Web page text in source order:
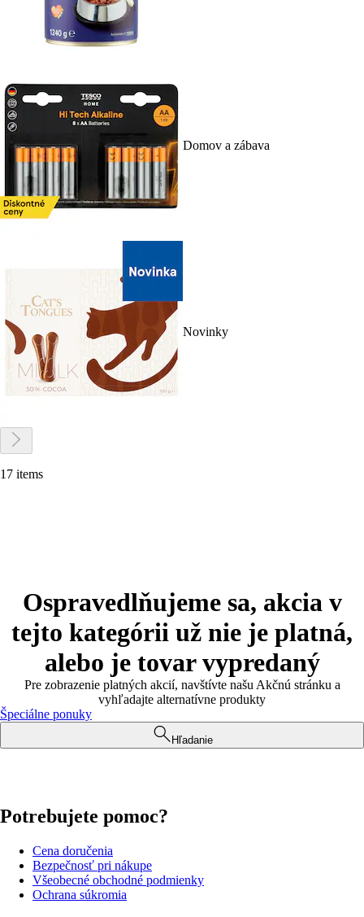
Domov a zábava
Novinky
17 items
Ospravedlňujeme sa, akcia v
tejto kategórii už nie je platná,
alebo je tovar vypredaný
Pre zobrazenie platných akcií, navštívte našu Akčnú stránku a
vyhľadajte alternatívne produkty
Špeciálne ponuky
Hľadanie
Potrebujete pomoc?
Cena doručenia
Bezpečnosť pri nákupe
Všeobecné obchodné podmienky
Ochrana súkromia